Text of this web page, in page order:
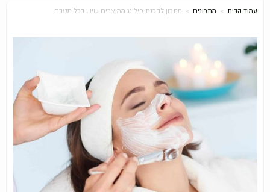
עמוד הבית > מתכונים > מתכון להכנת פילינג ממוצרים שיש בכל מטבח